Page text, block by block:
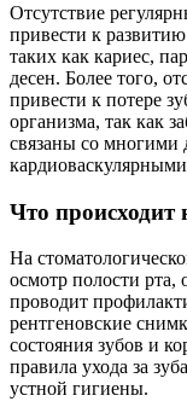
Отсутствие
привести к
таких как кариес,
десен. Более того,
привести к потере
организма, так как
связаны со многими
Что происходит
На
осмотр полости рта,
проводит
рентгеновские
состояния зубов и
правила ухода за
устной гигиены.